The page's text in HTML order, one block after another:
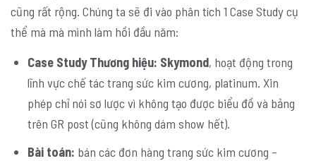
cũng rất rộng. Chúng ta sẽ đi vào phân tích 1 Case Study cụ
thể mà mà mình làm hồi đầu năm:
Case Study Thương hiệu: Skymond, hoạt động trong
lĩnh vực chế tác trang sức kim cương, platinum. Xin
phép chỉ nói sơ lược vì không tạo được biểu đồ và bảng
trên GR post (cũng không dám show hết).
Bài toán: bán các đơn hàng trang sức kim cương –